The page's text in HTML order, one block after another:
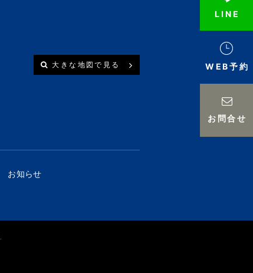
LINE
WEB予約
お問合せ
大きな地図で見る
お知らせ